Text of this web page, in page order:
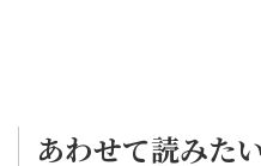
あわせて読みた